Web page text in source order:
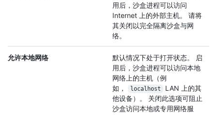
用后，沙盒进程可以访问
Internet 上的外部主机。 请将
其关闭以完全隔离沙盒与网
络。
允许本地网络
默认情况下处于打开状态。 启
用后，沙盒进程可以访问本地
网络上的主机（例
如，
localhost
LAN 上的其
他设备）。 关闭此选项可阻止
沙盒访问本地或专用网络服